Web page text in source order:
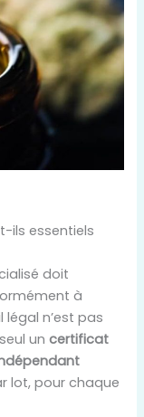
ils essentiels
doit
à
légal n’est pas
uncertificat
lot, pour chaque